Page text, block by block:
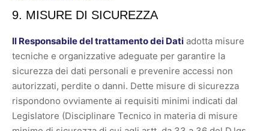
9. MISURE DI SICUREZZA
Il Responsabile del trattamento dei Dati adotta misure
tecniche e organizzative adeguate per garantire la
sicurezza dei dati personali e prevenire accessi non
autorizzati, perdite o danni. Dette misure di sicurezza
rispondono ovviamente ai requisiti minimi indicati dal
Legislatore (Disciplinare Tecnico in materia di misure